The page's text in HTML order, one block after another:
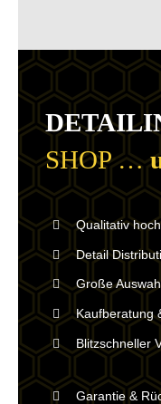
SHOP …
Qualitativ
Detail
Große
Kaufberatung
Blitzschneller
Garantie &